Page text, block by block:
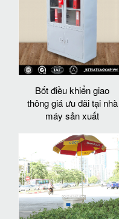
Bốt điều khiển giao
thông giá ưu đãi tại nhà
máy sản xuất